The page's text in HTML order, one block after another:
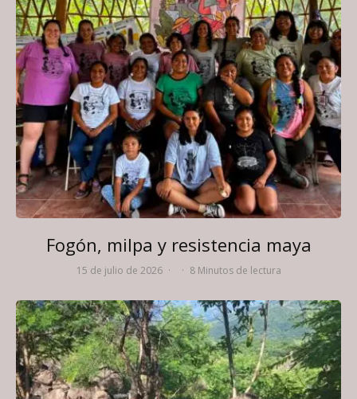
Fogón, milpa y resistencia maya
15 de julio de 2026 · · 8 Minutos de lectura